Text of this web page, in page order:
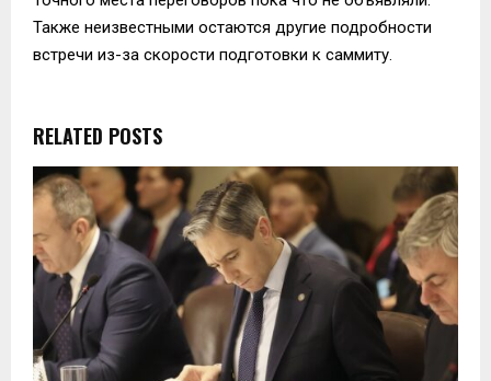
Также неизвестными остаются другие подробности
встречи из-за скорости подготовки к саммиту.
RELATED POSTS